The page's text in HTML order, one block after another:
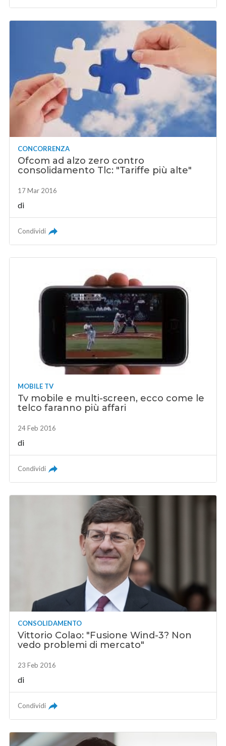
CONCORRENZA
Ofcom ad alzo zero contro
consolidamento Tlc: "Tariffe più alte"
17 Mar 2016
di
Condividi
MOBILE TV
Tv mobile e multi-screen, ecco come le
telco faranno più affari
24 Feb 2016
di
Condividi
CONSOLIDAMENTO
Vittorio Colao: "Fusione Wind-3? Non
vedo problemi di mercato"
23 Feb 2016
di
Condividi